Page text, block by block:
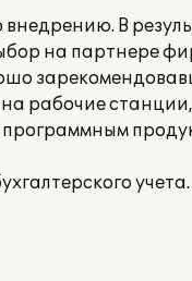
В
на партнере
рабочие
программным
учета.